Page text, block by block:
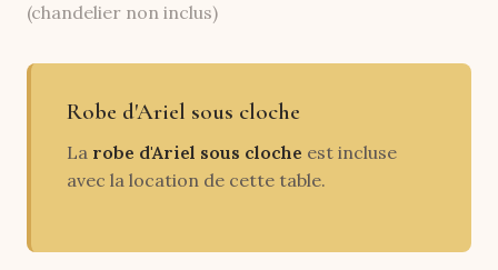
(chandelier non inclus)
Robe d'Ariel sous cloche
La robe d'Ariel sous cloche est incluse
avec la location de cette table.